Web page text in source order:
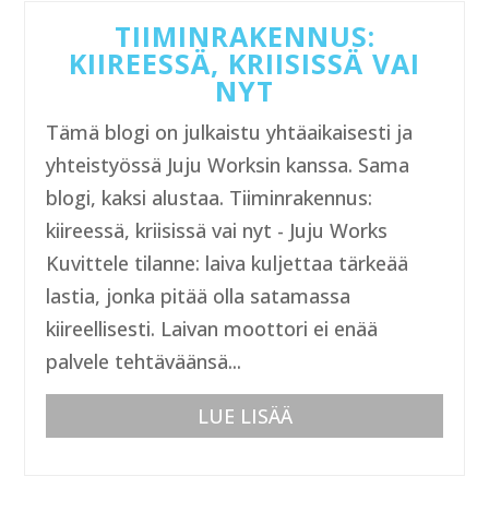
TIIMINRAKENNUS:
KIIREESSÄ, KRIISISSÄ VAI
NYT
Tämä blogi on julkaistu yhtäaikaisesti ja
yhteistyössä Juju Worksin kanssa. Sama
blogi, kaksi alustaa. Tiiminrakennus:
kiireessä, kriisissä vai nyt - Juju Works
Kuvittele tilanne: laiva kuljettaa tärkeää
lastia, jonka pitää olla satamassa
kiireellisesti. Laivan moottori ei enää
palvele tehtäväänsä...
LUE LISÄÄ